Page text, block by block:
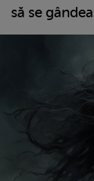
să se